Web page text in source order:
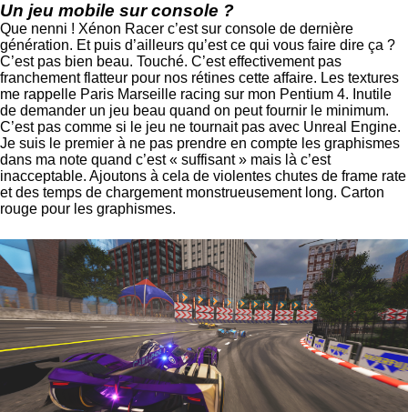
Un jeu mobile sur console ?
Que nenni ! Xénon Racer c’est sur console de dernière
génération. Et puis d’ailleurs qu’est ce qui vous faire dire ça ?
C’est pas bien beau. Touché. C’est effectivement pas
franchement flatteur pour nos rétines cette affaire. Les textures
me rappelle Paris Marseille racing sur mon Pentium 4. Inutile
de demander un jeu beau quand on peut fournir le minimum.
C’est pas comme si le jeu ne tournait pas avec Unreal Engine.
Je suis le premier à ne pas prendre en compte les graphismes
dans ma note quand c’est « suffisant » mais là c’est
inacceptable. Ajoutons à cela de violentes chutes de frame rate
et des temps de chargement monstrueusement long. Carton
rouge pour les graphismes.